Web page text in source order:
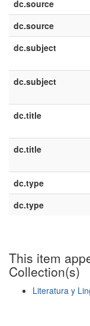
dc.source
dc.source
dc.subject
dc.subject
dc.title
dc.title
dc.type
dc.type
This item
Collection(s)
Literatura y